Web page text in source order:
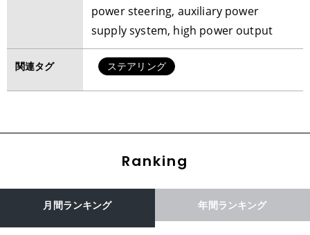
power steering, auxiliary power
supply system, high power output
関連タグ ステアリング
Ranking
月間ランキング 年間ランキング